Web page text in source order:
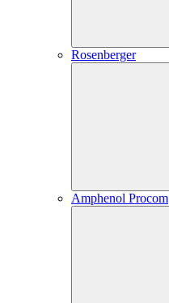
Rosenberger
Amphenol Procom